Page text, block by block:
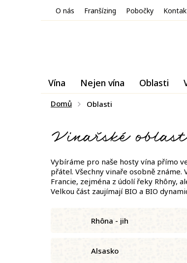
O nás Franšízing Pobočky
Vína Nejen vína Oblasti
Domů Oblasti
Vinařské
Vybíráme pro naše hosty vína přímo
přátel. Všechny vinaře osobně
Francie, zejména z údolí řeky Rhôny,
Velkou část zaujímají BIO a BIO
Rhôna - jih
Alsasko